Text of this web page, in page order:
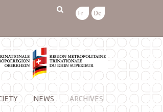
Fr De
NEWS ARCHIVES